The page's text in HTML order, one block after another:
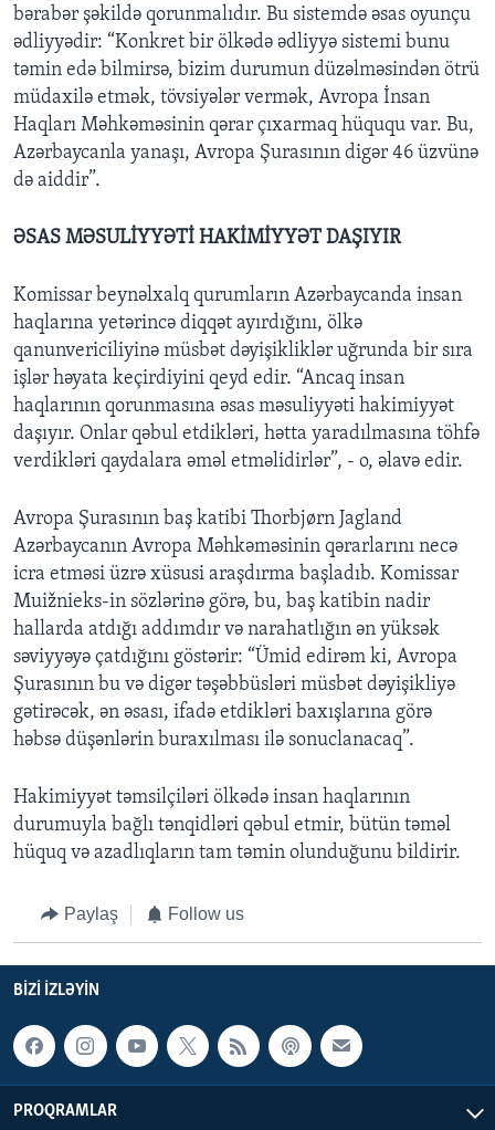
bərabər şəkildə qorunmalıdır. Bu sistemdə əsas oyunçu
ədliyyədir: “Konkret bir ölkədə ədliyyə sistemi bunu
təmin edə bilmirsə, bizim durumun düzəlməsindən ötrü
müdaxilə etmək, tövsiyələr vermək, Avropa İnsan
Haqları Məhkəməsinin qərar çıxarmaq hüququ var. Bu,
Azərbaycanla yanaşı, Avropa Şurasının digər 46 üzvünə
də aiddir”.
ƏSAS MƏSULİYYƏTİ HAKİMİYYƏT DAŞIYIR
Komissar beynəlxalq qurumların Azərbaycanda insan
haqlarına yetərincə diqqət ayırdığını, ölkə
qanunvericiliyinə müsbət dəyişikliklər uğrunda bir sıra
işlər həyata keçirdiyini qeyd edir. “Ancaq insan
haqlarının qorunmasına əsas məsuliyyəti hakimiyyət
daşıyır. Onlar qəbul etdikləri, hətta yaradılmasına töhfə
verdikləri qaydalara əməl etməlidirlər”, - o, əlavə edir.
Avropa Şurasının baş katibi Thorbjørn Jagland
Azərbaycanın Avropa Məhkəməsinin qərarlarını necə
icra etməsi üzrə xüsusi araşdırma başladıb. Komissar
Muižnieks-in sözlərinə görə, bu, baş katibin nadir
hallarda atdığı addımdır və narahatlığın ən yüksək
səviyyəyə çatdığını göstərir: “Ümid edirəm ki, Avropa
Şurasının bu və digər təşəbbüsləri müsbət dəyişikliyə
gətirəcək, ən əsası, ifadə etdikləri baxışlarına görə
həbsə düşənlərin buraxılması ilə sonuclanacaq”.
Hakimiyyət təmsilçiləri ölkədə insan haqlarının
durumuyla bağlı tənqidləri qəbul etmir, bütün təməl
hüquq və azadlıqların tam təmin olunduğunu bildirir.
Paylaş Follow us
BIZI IZLƏYIN
PROQRAMLAR